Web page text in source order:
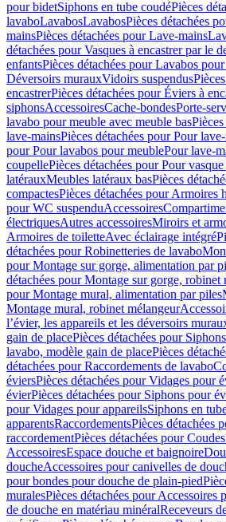
pour bidetSiphons en tube coudéPièces
lavaboLavabosLavabosPièces détachées
mainsPièces détachées pour Lave-mains
détachées pour Vasques à encastrer par le
enfantsPièces détachées pour Lavabos
Déversoirs murauxVidoirs suspendus
encastrerPièces détachées pour Éviers à
siphonsAccessoiresCache-bondesPorte-
lavabo pour meuble avec meuble bas
lave-mainsPièces détachées pour Pour
pour Pour lavabos pour meublePour lave-
coupellePièces détachées pour Pour
latérauxMeubles latéraux basPièces
compactesPièces détachées pour Armoires
pour WC suspenduAccessoires
électriquesAutres accessoiresMiroirs et
Armoires de toiletteAvec éclairage intégré
détachées pour Robinetteries de lavabo
pour Montage sur gorge, alimentation par
détachées pour Montage sur gorge, robinet
pour Montage mural, alimentation par piles
Montage mural, robinet mélangeur
l’évier, les appareils et les déversoirs
gain de placePièces détachées pour
lavabo, modèle gain de placePièces
détachées pour Raccordements de lavabo
éviersPièces détachées pour Vidages pour
évierPièces détachées pour Siphons pour
pour Vidages pour appareilsSiphons en
apparentsRaccordementsPièces détachées
raccordementPièces détachées pour
AccessoiresEspace douche et baignoire
doucheAccessoires pour canivelles de
pour bondes pour douche de plain-pied
muralesPièces détachées pour Accessoires
de douche en matériau minéralReceveurs